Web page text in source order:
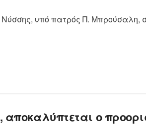
υπό πατρός Π. Μπρούσαλη,
αποκαλύπτεται ο